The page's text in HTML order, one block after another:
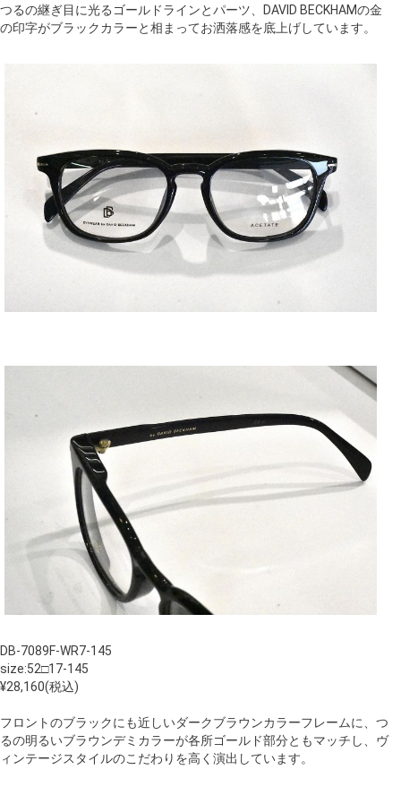
つるの継ぎ目に光るゴールドラインとパーツ、DAVID BECKHAMの金
の印字がブラックカラーと相まってお洒落感を底上げしています。
DB-7089F-WR7-145
size:52□17-145
¥28,160(税込)
フロントのブラックにも近しいダークブラウンカラーフレームに、つ
るの明るいブラウンデミカラーが各所ゴールド部分ともマッチし、ヴ
ィンテージスタイルのこだわりを高く演出しています。